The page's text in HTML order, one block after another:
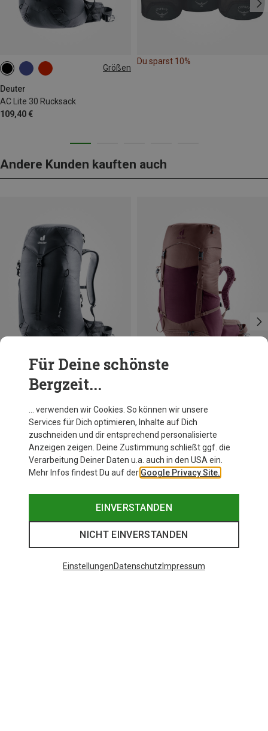
Größen
Deuter
AC Lite 30 Rucksack
109,40 €
30L
Du sparst 10%
Andere Kunden kauften auch
AC Lite 30 Rucksack
109,40 €
Deuter
Damen Futura 30 SL Rucksack
158,20 €
Für Deine schönste
Bergzeit...
… verwenden wir Cookies. So können wir unsere
Services für Dich optimieren, Inhalte auf Dich
zuschneiden und dir entsprechend personalisierte
Anzeigen zeigen. Deine Zustimmung schließt ggf. die
Verarbeitung Deiner Daten u.a. auch in den USA ein.
Mehr Infos findest Du auf der Google Privacy Site.
EINVERSTANDEN
NICHT EINVERSTANDEN
EinstellungenDatenschutz Impressum